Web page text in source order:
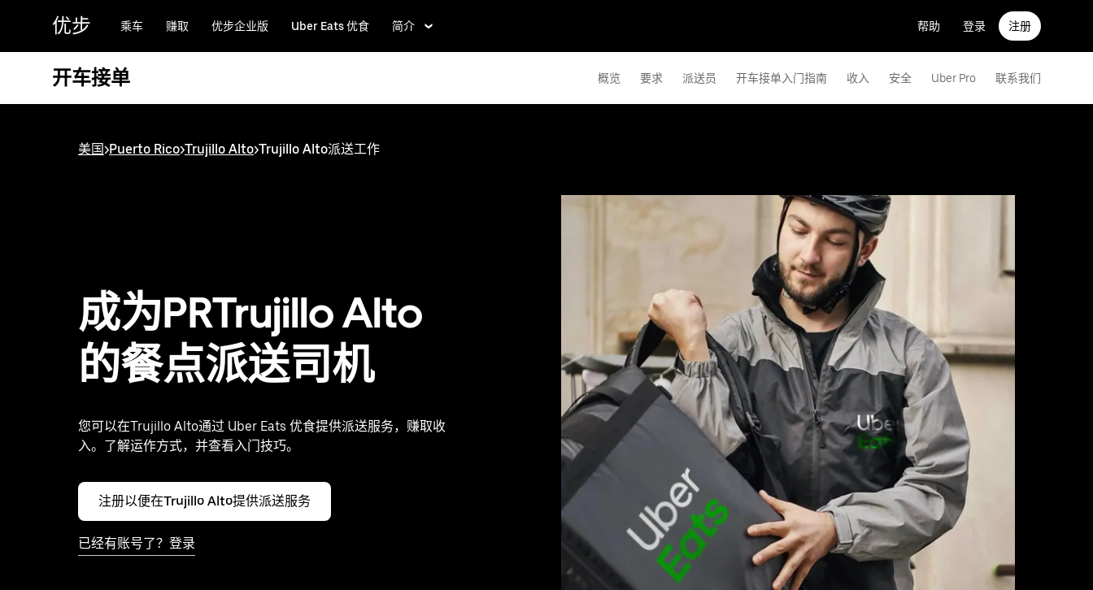
容
优步 乘车 赚取 优步企业版 Uber Eats 优食 简介 帮助 登录 注册
开车接单 概览 要求 派送员 开车接单入门指南 收入 安全 Uber Pro 联系我们
美国>Puerto Rico>Trujillo Alto>Trujillo Alto派送工作
成为PRTrujillo Alto
的餐点派送司机
您可以在Trujillo Alto通过 Uber Eats 优食提供派送服务，赚取收
入。了解运作方式，并查看入门技巧。
注册以便在Trujillo Alto提供派送服务
已经有账号了？登录